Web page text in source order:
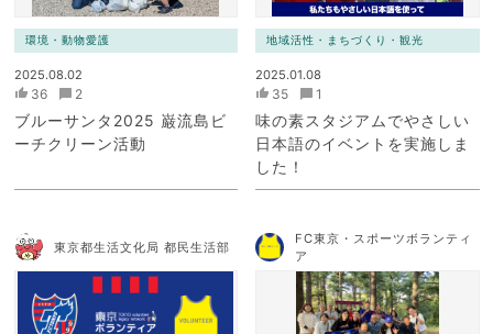
環境・動物愛護
2025.08.02
36 2
ブルーサンタ2025 巌流島ビ
ーチクリーン活動
地域活性・まちづくり・観光
2025.01.08
35 1
味の素スタジアムでやさしい
日本語のイベントを実施しま
した！
東京都生活文化局 都民生活部
FC東京・スポーツボランティ
ア